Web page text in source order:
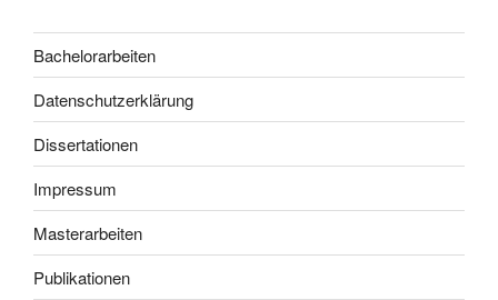
Bachelorarbeiten
Datenschutzerklärung
Dissertationen
Impressum
Masterarbeiten
Publikationen